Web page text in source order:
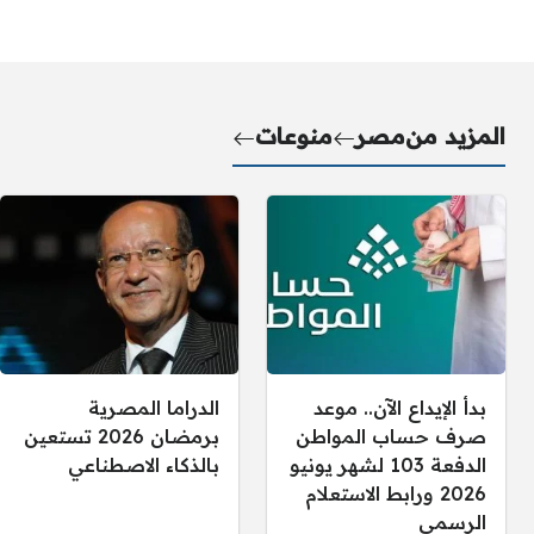
المزيد منمصر منوعات
بدأ الإيداع الآن.. موعد
صرف حساب المواطن
الدفعة 103 لشهر يونيو
2026 ورابط الاستعلام
الرسمي
الدراما المصرية
برمضان 2026 تستعين
بالذكاء الاصطناعي